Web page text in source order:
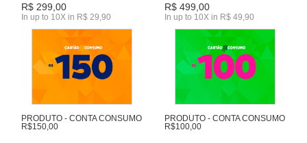
R$ 299,00
In up to 10X in R$ 29,90
R$ 499,00
In up to 10X in R$ 49,90
PRODUTO - CONTA CONSUMO
R$150,00
PRODUTO - CONTA CONSUMO
R$100,00